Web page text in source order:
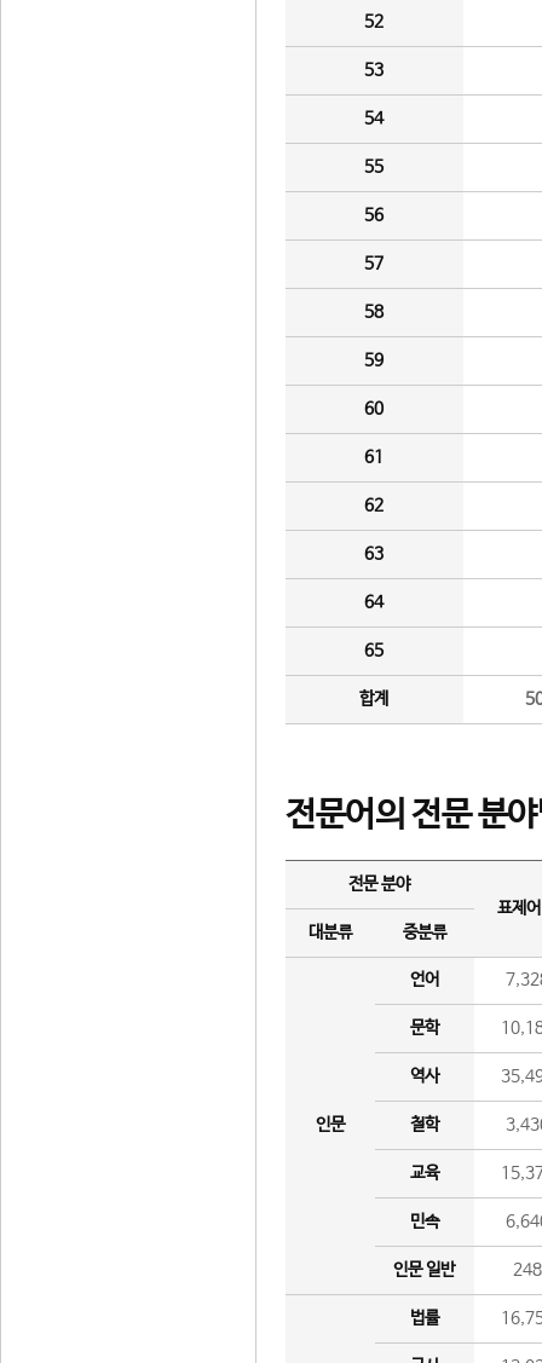
52
53
54
55
56
57
58
59
60
61
62
63
64
65
합계
전문어의 전문 분
전문 분야
표제
대분류
중분류
인문
언어
문학
역사
철학
교육
민속
인문 일반 248
법률